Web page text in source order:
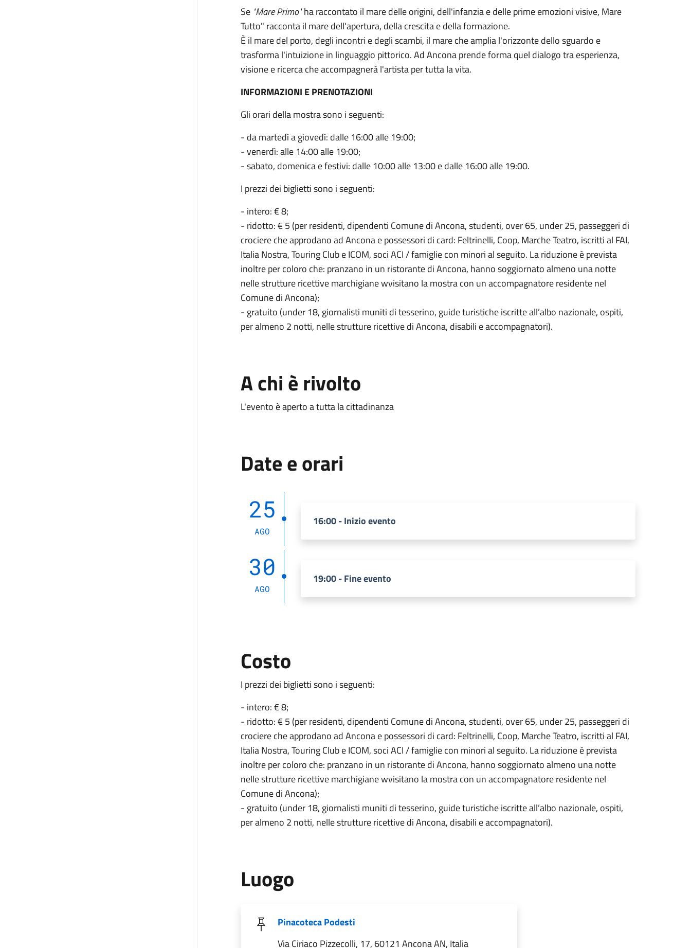
Se "Mare Primo"ha raccontato il mare delle origini, dell'infanzia e delle prime emozioni visive, Mare
Tutto" racconta il mare dell'apertura, della crescita e della formazione.
È il mare del porto, degli incontri e degli scambi, il mare che amplia l'orizzonte dello sguardo e
trasforma l'intuizione in linguaggio pittorico. Ad Ancona prende forma quel dialogo tra esperienza,
visione e ricerca che accompagnerà l'artista per tutta la vita.
INFORMAZIONI E PRENOTAZIONI
Gli orari della mostra sono i seguenti:
- da martedì a giovedì: dalle 16:00 alle 19:00;
- venerdì: alle 14:00 alle 19:00;
- sabato, domenica e festivi: dalle 10:00 alle 13:00 e dalle 16:00 alle 19:00.
I prezzi dei biglietti sono i seguenti:
- intero: € 8;
- ridotto: € 5 (per residenti, dipendenti Comune di Ancona, studenti, over 65, under 25, passeggeri di
crociere che approdano ad Ancona e possessori di card: Feltrinelli, Coop, Marche Teatro, iscritti al FAI,
Italia Nostra, Touring Club e ICOM, soci ACI / famiglie con minori al seguito. La riduzione è prevista
inoltre per coloro che: pranzano in un ristorante di Ancona, hanno soggiornato almeno una notte
nelle strutture ricettive marchigiane wvisitano la mostra con un accompagnatore residente nel
Comune di Ancona);
- gratuito (under 18, giornalisti muniti di tesserino, guide turistiche iscritte all’albo nazionale, ospiti,
per almeno 2 notti, nelle strutture ricettive di Ancona, disabili e accompagnatori).
A chi è rivolto
L'evento è aperto a tutta la cittadinanza
Date e orari
25
AGO
16:00 - Inizio evento
30
AGO
19:00 - Fine evento
Costo
I prezzi dei biglietti sono i seguenti:
- intero: € 8;
- ridotto: € 5 (per residenti, dipendenti Comune di Ancona, studenti, over 65, under 25, passeggeri di
crociere che approdano ad Ancona e possessori di card: Feltrinelli, Coop, Marche Teatro, iscritti al FAI,
Italia Nostra, Touring Club e ICOM, soci ACI / famiglie con minori al seguito. La riduzione è prevista
inoltre per coloro che: pranzano in un ristorante di Ancona, hanno soggiornato almeno una notte
nelle strutture ricettive marchigiane wvisitano la mostra con un accompagnatore residente nel
Comune di Ancona);
- gratuito (under 18, giornalisti muniti di tesserino, guide turistiche iscritte all’albo nazionale, ospiti,
per almeno 2 notti, nelle strutture ricettive di Ancona, disabili e accompagnatori).
Luogo
Pinacoteca Podesti
Via Ciriaco Pizzecolli, 17, 60121 Ancona AN, Italia